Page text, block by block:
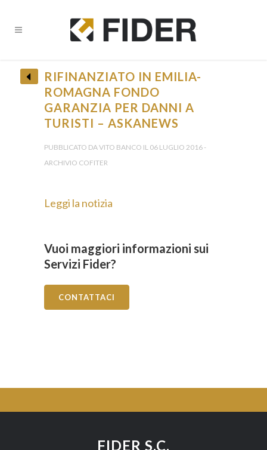
RIFINANZIATO IN EMILIA-
ROMAGNA FONDO
GARANZIA PER DANNI A
TURISTI – ASKANEWS
PUBBLICATO DA VITO BANCO IL 06 LUGLIO 2016 -
ARCHIVIO COFITER
Leggi la notizia
Vuoi maggiori informazioni sui
Servizi Fider?
CONTATTACI
FIDER S.C.